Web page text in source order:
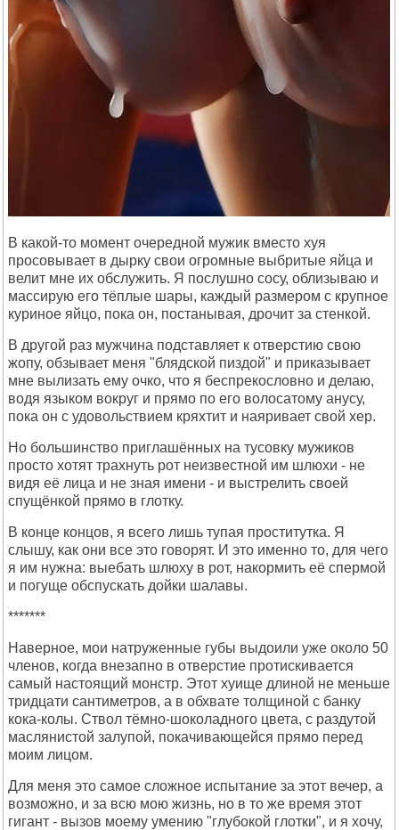
В какой-то момент очередной мужик вместо хуя
просовывает в дырку свои огромные выбритые яйца и
велит мне их обслужить. Я послушно сосу, облизываю и
массирую его тёплые шары, каждый размером с крупное
куриное яйцо, пока он, постанывая, дрочит за стенкой.
В другой раз мужчина подставляет к отверстию свою
жопу, обзывает меня "блядской пиздой" и приказывает
мне вылизать ему очко, что я беспрекословно и делаю,
водя языком вокруг и прямо по его волосатому анусу,
пока он с удовольствием кряхтит и наяривает свой хер.
Но большинство приглашённых на тусовку мужиков
просто хотят трахнуть рот неизвестной им шлюхи - не
видя её лица и не зная имени - и выстрелить своей
спущёнкой прямо в глотку.
В конце концов, я всего лишь тупая проститутка. Я
слышу, как они все это говорят. И это именно то, для чего
я им нужна: выебать шлюху в рот, накормить её спермой
и погуще обспускать дойки шалавы.
*******
Наверное, мои натруженные губы выдоили уже около 50
членов, когда внезапно в отверстие протискивается
самый настоящий монстр. Этот хуище длиной не меньше
тридцати сантиметров, а в обхвате толщиной с банку
кока-колы. Ствол тёмно-шоколадного цвета, с раздутой
маслянистой залупой, покачивающейся прямо перед
моим лицом.
Для меня это самое сложное испытание за этот вечер, а
возможно, и за всю мою жизнь, но в то же время этот
гигант - вызов моему умению "глубокой глотки", и я хочу,